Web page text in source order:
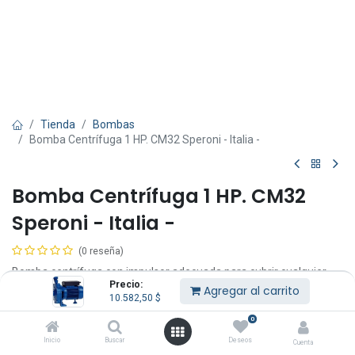
Precio:
10.582,50 $ Agregar al carrito
Inicio Buscar
0
Deseos Cuenta
Tienda
Bombas
Bomba Centrífuga 1 HP. CM32 Speroni - Italia -
Bomba Centrífuga 1 HP. CM32
Speroni - Italia -
(0 reseña)
Bomba centrífuga con impulsor adecuada para cubrir cualquier
requerimiento pequeño, mediano y/o grande.
Apta para uso doméstico, agrícola, industria, riego, etc.
Garantía: 1 año.